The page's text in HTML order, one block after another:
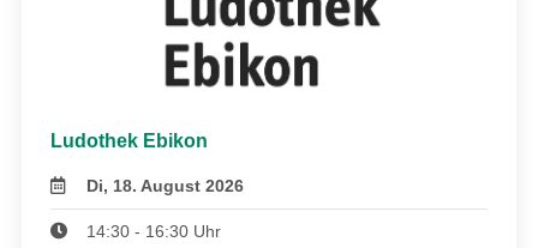
Ludothek Ebikon
Di, 18. August 2026
14:30 - 16:30 Uhr